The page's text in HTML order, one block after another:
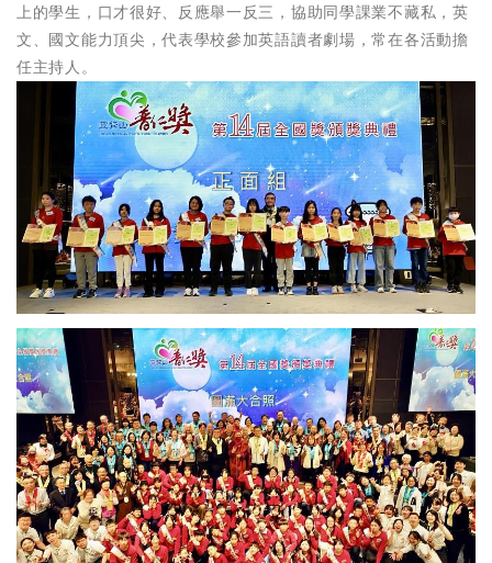
上的學生，口才很好、反應舉一反三，協助同學課業不藏私，英
文、國文能力頂尖，代表學校參加英語讀者劇場，常在各活動擔
任主持人。